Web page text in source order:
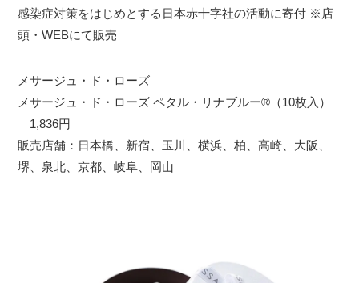
感染症対策をはじめとする日本赤十字社の活動に寄付 ※店
頭・WEBにて販売
メサージュ・ド・ローズ
メサージュ・ド・ローズ ペタル・リナブルー®（10枚入）
1,836円
販売店舗：日本橋、新宿、玉川、横浜、柏、高崎、大阪、
堺、泉北、京都、岐阜、岡山